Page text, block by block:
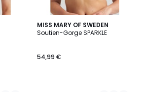
MISS MARY OF SWEDEN
Soutien-Gorge SPARKLE
54,99 €
2
Couleurs